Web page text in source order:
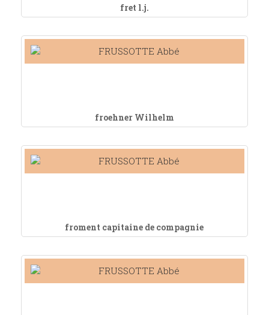
fret l.j.
froehner Wilhelm
froment capitaine de compagnie